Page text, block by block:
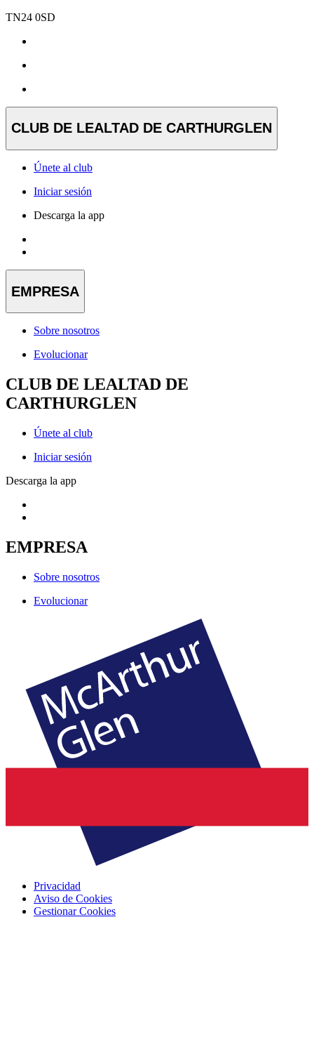
TN24 0SD
CLUB DE LEALTAD DE CARTHURGLEN
Únete al club
Iniciar sesión
Descarga la app
EMPRESA
Sobre nosotros
Evolucionar
CLUB DE LEALTAD DE
CARTHURGLEN
Únete al club
Iniciar sesión
Descarga la app
EMPRESA
Sobre nosotros
Evolucionar
Privacidad
Aviso de Cookies
Gestionar Cookies